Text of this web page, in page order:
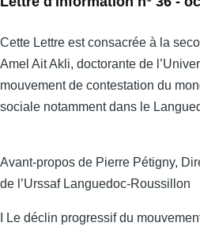
Cette Lettre est consacrée à la
Amel Ait Akli, doctorante de
mouvement de contestation du
sociale notamment dans le
Avant-propos de Pierre Pétigny,
de l’Urssaf Languedoc-Roussillon
I Le déclin progressif du